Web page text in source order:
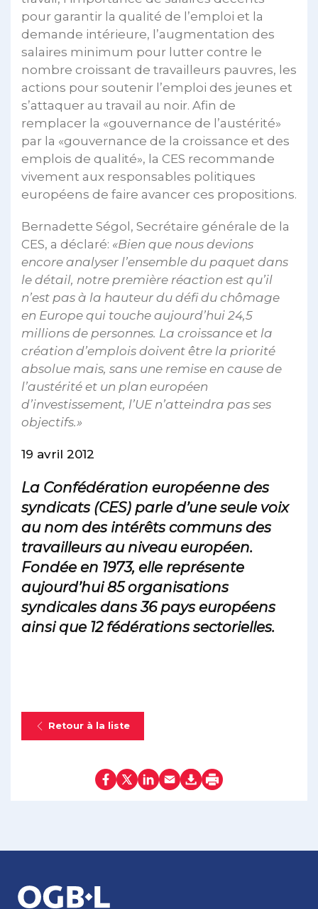
pour garantir la qualité de l’emploi et la
demande intérieure, l’augmentation des
salaires minimum pour lutter contre le
nombre croissant de travailleurs pauvres, les
actions pour soutenir l’emploi des jeunes et
s’attaquer au travail au noir. Afin de
remplacer la «gouvernance de l’austérité»
par la «gouvernance de la croissance et des
emplois de qualité», la CES recommande
vivement aux responsables politiques
européens de faire avancer ces propositions.
Bernadette Ségol, Secrétaire générale de la
CES, a déclaré: «Bien que nous devions
encore analyser l’ensemble du paquet dans
le détail, notre première réaction est qu’il
n’est pas à la hauteur du défi du chômage
en Europe qui touche aujourd’hui 24,5
millions de personnes. La croissance et la
création d’emplois doivent être la priorité
absolue mais, sans une remise en cause de
l’austérité et un plan européen
d’investissement, l’UE n’atteindra pas ses
objectifs.»
19 avril 2012
La Confédération européenne des
syndicats (CES) parle d’une seule voix
au nom des intérêts communs des
travailleurs au niveau européen.
Fondée en 1973, elle représente
aujourd’hui 85 organisations
syndicales dans 36 pays européens
ainsi que 12 fédérations sectorielles.
Retour à la liste